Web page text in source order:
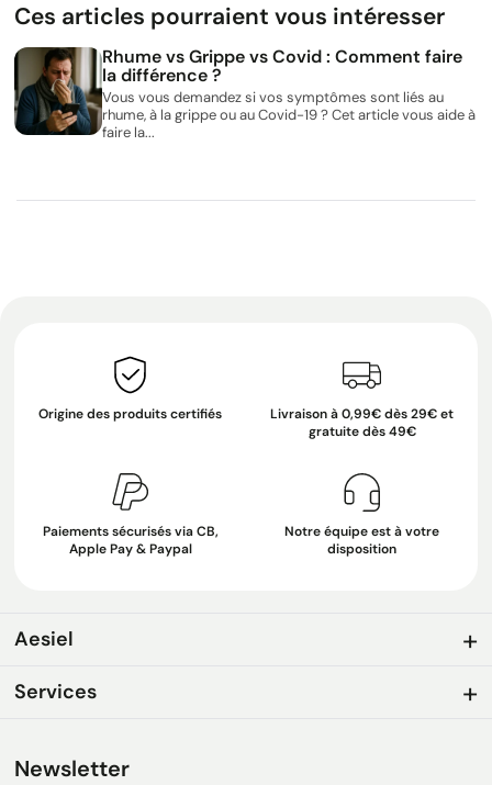
Ces articles pourraient vous intéresser
Rhume vs Grippe vs Covid : Comment faire
la différence ?
Vous vous demandez si vos symptômes sont liés au
rhume, à la grippe ou au Covid-19 ? Cet article vous aide à
faire la...
Origine des produits certifiés
Livraison à 0,99€ dès 29€ et
gratuite dès 49€
Paiements sécurisés via CB,
Apple Pay & Paypal
Notre équipe est à votre
disposition
Aesiel
Services
Newsletter